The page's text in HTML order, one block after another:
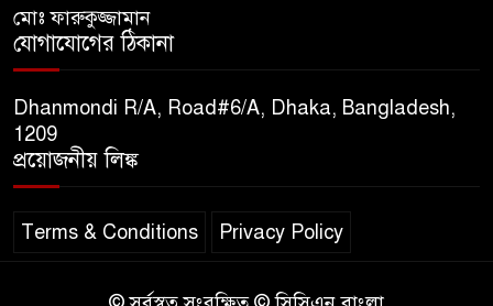
৯
সুমাইয়া হারুন: মিস মাল্টিন্যাশনাল
১০
মোঃ ফারুকুজ্জামান
যোগাযোগের ঠিকানা
Dhanmondi R/A, Road#6/A, Dhaka, Bangladesh,
1209
প্রয়োজনীয় লিঙ্ক
Terms & Conditions Privacy Policy